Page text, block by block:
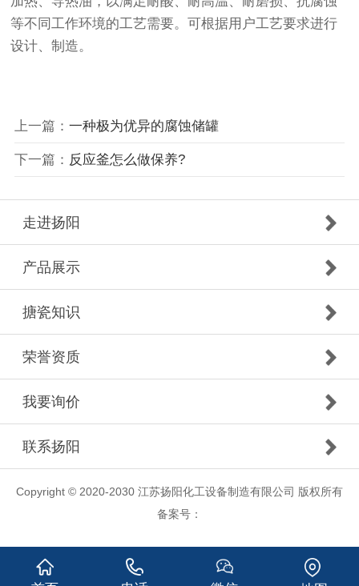
等不同工作环境的工艺需要。可根据用户工艺要求进行
设计、制造。
上一篇： 一种极为优异的腐蚀储罐
下一篇： 反应釜怎么做保养?
走进扬阳
产品展示
搪瓷知识
荣誉资质
我要询价
联系扬阳
Copyright © 2020-2030 江苏扬阳化工设备制造有限公司 版权所有
备案号：